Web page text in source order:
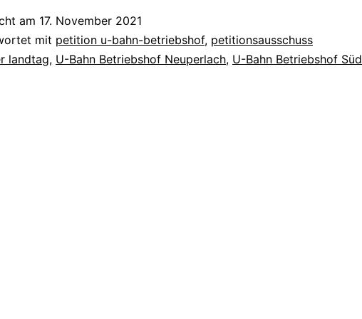
am 17. November 2021
mit petition u-bahn-betriebshof, petitionsausschuss
landtag, U-Bahn Betriebshof Neuperlach, U-Bahn Betriebshof Süd